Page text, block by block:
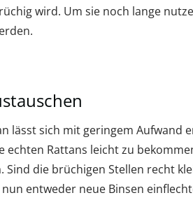
wird. Um sie noch lange
lässt sich mit geringem Aufwand
echten Rattans leicht zu
Sind die brüchigen Stellen recht
entweder neue Binsen